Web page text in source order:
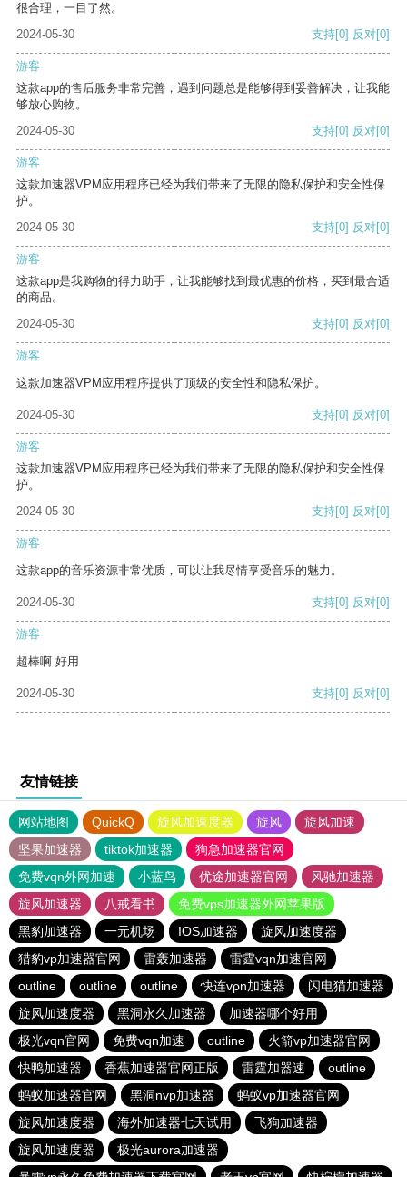
很合理，一目了然。
2024-05-30
支持[0] 反对[0]
游客
这款app的售后服务非常完善，遇到问题总是能够得到妥善解决，让我能
够放心购物。
2024-05-30
支持[0] 反对[0]
游客
这款加速器VPM应用程序已经为我们带来了无限的隐私保护和安全性保
护。
2024-05-30
支持[0] 反对[0]
游客
这款app是我购物的得力助手，让我能够找到最优惠的价格，买到最合适
的商品。
2024-05-30
支持[0] 反对[0]
游客
这款加速器VPM应用程序提供了顶级的安全性和隐私保护。
2024-05-30 支持[0] 反对[0]
游客
这款加速器VPM应用程序已经为我们带来了无限的隐私保护和安全性保
护。
2024-05-30
支持[0] 反对[0]
游客
这款app的音乐资源非常优质，可以让我尽情享受音乐的魅力。
2024-05-30 支持[0] 反对[0]
游客
超棒啊 好用
2024-05-30 支持[0] 反对[0]
友情链接
网站地图 QuickQ 旋风加速度器 旋风
旋风加速
坚果加速器
tiktok加速器
狗急加速器官网
免费vqn外网加速
小蓝鸟 优途加速器官网
风驰加速器
旋风加速器
八戒看书
免费vps加速器外网苹果版
黑豹加速器
一元机场 IOS加速器
旋风加速度器
猎豹vp加速器官网
雷轰加速器
雷霆vqn加速官网
outline
outline outline 快连vρn加速器
闪电猫加速器
旋风加速度器
黑洞永久加速器
加速器哪个好用
极光vqn官网
免费vqn加速 outline
火箭vp加速器官网
快鸭加速器
香蕉加速器官网正版 雷霆加器速
outline
蚂蚁加速器官网
黑洞nvp加速器
蚂蚁vp加速器官网
旋风加速度器
海外加速器七天试用
飞狗加速器
旋风加速度器
极光aurora加速器